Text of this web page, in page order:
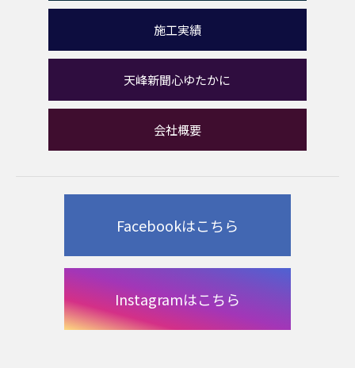
施工実績
天峰新聞心ゆたかに
会社概要
Facebookはこちら
Instagramはこちら